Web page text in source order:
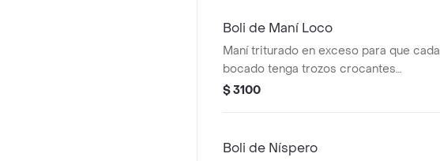
Boli de Maní Loco
Maní triturado en exceso para que cada
bocado tenga trozos crocantes
mezclados con leche dulce.
$ 3100
Boli de Níspero